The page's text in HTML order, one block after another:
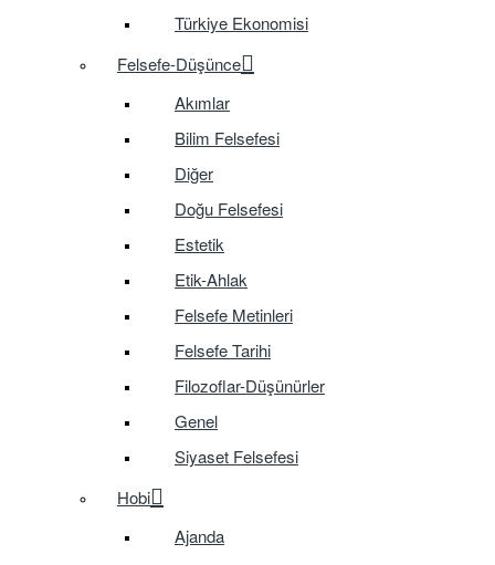
Türkiye Ekonomisi
Felsefe-Düşünce
Akımlar
Bilim Felsefesi
Diğer
Doğu Felsefesi
Estetik
Etik-Ahlak
Felsefe Metinleri
Felsefe Tarihi
Filozoflar-Düşünürler
Genel
Siyaset Felsefesi
Hobi
Ajanda